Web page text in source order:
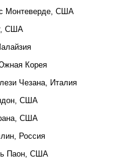
Монтеверде, США
США
Корея
Чезана, Италия
США
США
Россия
Паон, США